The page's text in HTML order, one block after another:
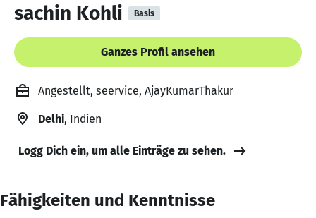
sachin Kohli Basis
Ganzes Profil ansehen
Angestellt, seervice, AjayKumarThakur
Delhi, Indien
Logg Dich ein, um alle Einträge zu sehen.
Fähigkeiten und Kenntnisse